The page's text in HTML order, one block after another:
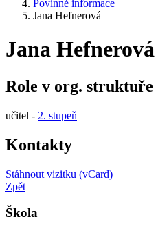
Povinné informace
Jana Hefnerová
Jana Hefnerová
Role v org. struktuře
učitel - 2. stupeň
Kontakty
Stáhnout vizitku (vCard)
Zpět
Škola